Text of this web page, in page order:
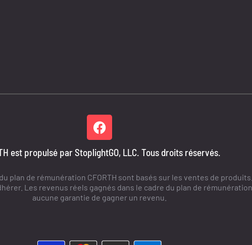
est propulsé par StoplightGO, LLC. Tous droits réservés.
plan de rémunération CFORTH sont basés sur les ventes de
Les revenus réels gagnés dans le cadre du plan de
aucune garantie de gagner un revenu.